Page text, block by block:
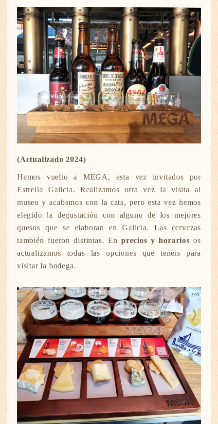
(Actualizado 2024)
Hemos vuelto a MEGA, esta vez invitados por
Estrella Galicia. Realizamos otra vez la visita al
museo y acabamos con la cata, pero esta vez hemos
elegido la degustación con alguno de los mejores
quesos que se elaboran en Galicia. Las cervezas
también fueron distintas. Enprecios y horarios os
actualizamos todas las opciones que tenéis para
visitar la bodega.